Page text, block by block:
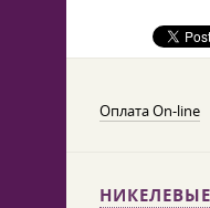
Оплата On-line